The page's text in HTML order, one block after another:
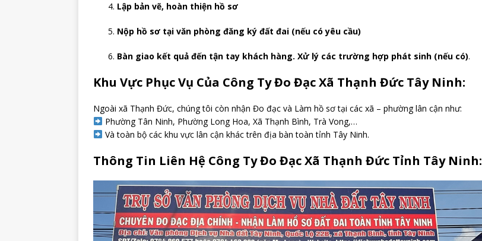
Lập bản vẽ, hoàn thiện hồ sơ
Nộp hồ sơ tại văn phòng đăng ký đất đai (nếu có yêu cầu)
Bàn giao kết quả đến tận tay khách hàng. Xử lý các trường hợp phát sinh (nếu có).
Khu Vực Phục Vụ Của Công Ty Đo Đạc Xã Thạnh Đức Tây Ninh:
Ngoài xã Thạnh Đức, chúng tôi còn nhận Đo đạc và Làm hồ sơ tại các xã – phường lân cận như:
Phường Tân Ninh, Phường Long Hoa, Xã Thạnh Bình, Trà Vong,…
Và toàn bộ các khu vực lân cận khác trên địa bàn toàn tỉnh Tây Ninh.
Thông Tin Liên Hệ Công Ty Đo Đạc Xã Thạnh Đức Tỉnh Tây Ninh: